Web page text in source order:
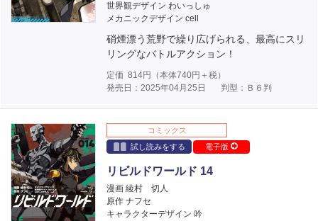
世界観デザイン わいっしゅ
メカニックデザイン cell
硝煙漂う荒野で繰り広げられる、最高にスリ
リングなバトルアクション！
定価 814円（本体740円＋税）
発売日：2025年04月25日
判型：Ｂ６判
コミックス
試し読みをする
電子版
リビルドワールド 14
漫画 綾村 切人
原作 ナフセ
キャラクターデザイン 吟